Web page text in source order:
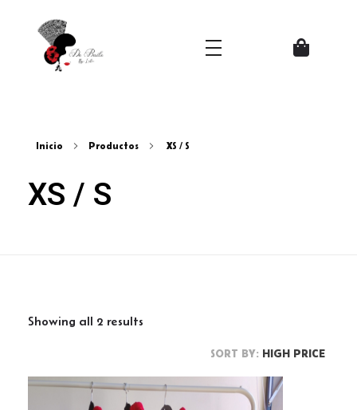
Inicio Productos XS / S
XS / S
Showing all 2 results
SORT BY: HIGH PRICE